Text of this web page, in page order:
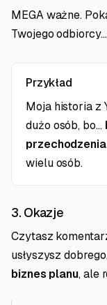
MEGA ważne.
Twojego odbiorcy...
Przykład
Moja historia z
dużo osób, bo...
przechodzenia
wielu osób.
3. Okazje
Czytasz
usłyszysz
biznes planu, ale